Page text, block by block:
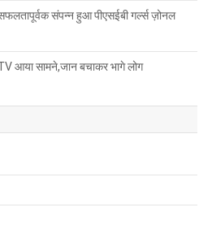
संपन्न हुआ पीएसईबी गर्ल्स ज़ोनल
आया सामने,जान बचाकर भागे लोग